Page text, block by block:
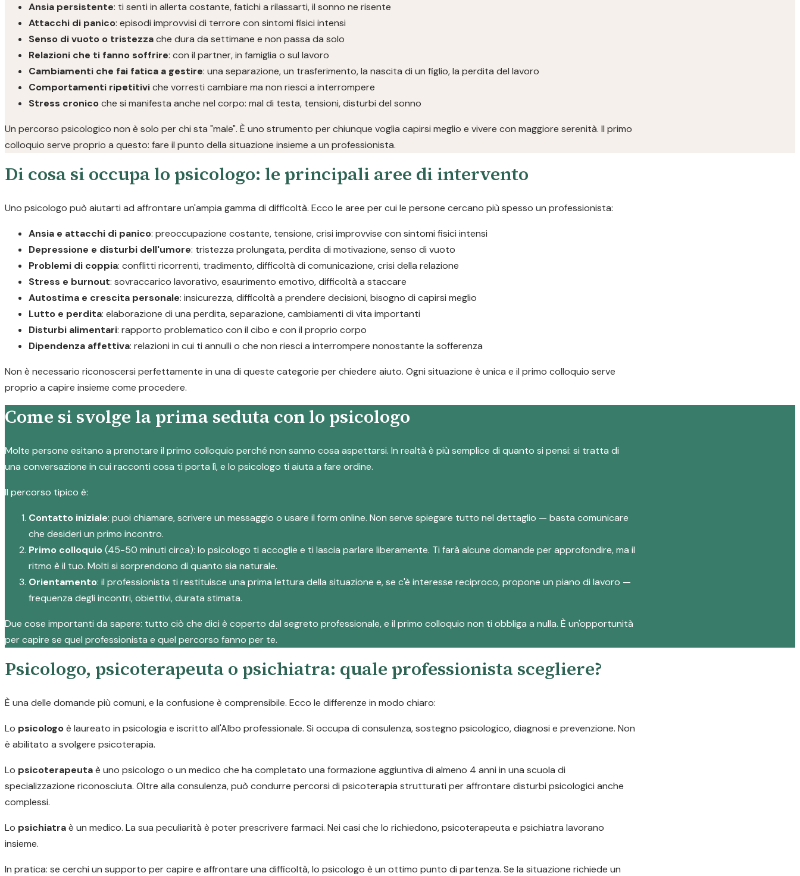
Ansia persistente: ti senti in allerta costante, fatichi a rilassarti, il sonno ne risente
Attacchi di panico: episodi improvvisi di terrore con sintomi fisici intensi
Senso di vuoto o tristezzache dura da settimane e non passa da solo
Relazioni che ti fanno soffrire: con il partner, in famiglia o sul lavoro
Cambiamenti che fai fatica a gestire: una separazione, un trasferimento, la nascita di un figlio, la perdita del lavoro
Comportamenti ripetitiviche vorresti cambiare ma non riesci a interrompere
Stress cronicoche si manifesta anche nel corpo: mal di testa, tensioni, disturbi del sonno
Un percorso psicologico non è solo per chi sta "male". È uno strumento per chiunque voglia capirsi meglio e vivere con maggiore serenità. Il primo
colloquio serve proprio a questo: fare il punto della situazione insieme a un professionista.
Di cosa si occupa lo psicologo: le principali aree di intervento
Uno psicologo può aiutarti ad affrontare un'ampia gamma di difficoltà. Ecco le aree per cui le persone cercano più spesso un professionista:
Ansia e attacchi di panico: preoccupazione costante, tensione, crisi improvvise con sintomi fisici intensi
Depressione e disturbi dell'umore: tristezza prolungata, perdita di motivazione, senso di vuoto
Problemi di coppia: conflitti ricorrenti, tradimento, difficoltà di comunicazione, crisi della relazione
Stress e burnout: sovraccarico lavorativo, esaurimento emotivo, difficoltà a staccare
Autostima e crescita personale: insicurezza, difficoltà a prendere decisioni, bisogno di capirsi meglio
Lutto e perdita: elaborazione di una perdita, separazione, cambiamenti di vita importanti
Disturbi alimentari: rapporto problematico con il cibo e con il proprio corpo
Dipendenza affettiva: relazioni in cui ti annulli o che non riesci a interrompere nonostante la sofferenza
Non è necessario riconoscersi perfettamente in una di queste categorie per chiedere aiuto. Ogni situazione è unica e il primo colloquio serve
proprio a capire insieme come procedere.
Come si svolge la prima seduta con lo psicologo
Molte persone esitano a prenotare il primo colloquio perché non sanno cosa aspettarsi. In realtà è più semplice di quanto si pensi: si tratta di
una conversazione in cui racconti cosa ti porta lì, e lo psicologo ti aiuta a fare ordine.
Il percorso tipico è:
Contatto iniziale: puoi chiamare, scrivere un messaggio o usare il form online. Non serve spiegare tutto nel dettaglio — basta comunicare
che desideri un primo incontro.
Primo colloquio(45-50 minuti circa): lo psicologo ti accoglie e ti lascia parlare liberamente. Ti farà alcune domande per approfondire, ma il
ritmo è il tuo. Molti si sorprendono di quanto sia naturale.
Orientamento: il professionista ti restituisce una prima lettura della situazione e, se c'è interesse reciproco, propone un piano di lavoro —
frequenza degli incontri, obiettivi, durata stimata.
Due cose importanti da sapere: tutto ciò che dici è coperto dal segreto professionale, e il primo colloquio non ti obbliga a nulla. È un'opportunità
per capire se quel professionista e quel percorso fanno per te.
Psicologo, psicoterapeuta o psichiatra: quale professionista scegliere?
È una delle domande più comuni, e la confusione è comprensibile. Ecco le differenze in modo chiaro:
Lo psicologoè laureato in psicologia e iscritto all'Albo professionale. Si occupa di consulenza, sostegno psicologico, diagnosi e prevenzione. Non
è abilitato a svolgere psicoterapia.
Lo psicoterapeutaè uno psicologo o un medico che ha completato una formazione aggiuntiva di almeno 4 anni in una scuola di
specializzazione riconosciuta. Oltre alla consulenza, può condurre percorsi di psicoterapia strutturati per affrontare disturbi psicologici anche
complessi.
Lo psichiatraè un medico. La sua peculiarità è poter prescrivere farmaci. Nei casi che lo richiedono, psicoterapeuta e psichiatra lavorano
insieme.
In pratica: se cerchi un supporto per capire e affrontare una difficoltà, lo psicologo è un ottimo punto di partenza. Se la situazione richiede un